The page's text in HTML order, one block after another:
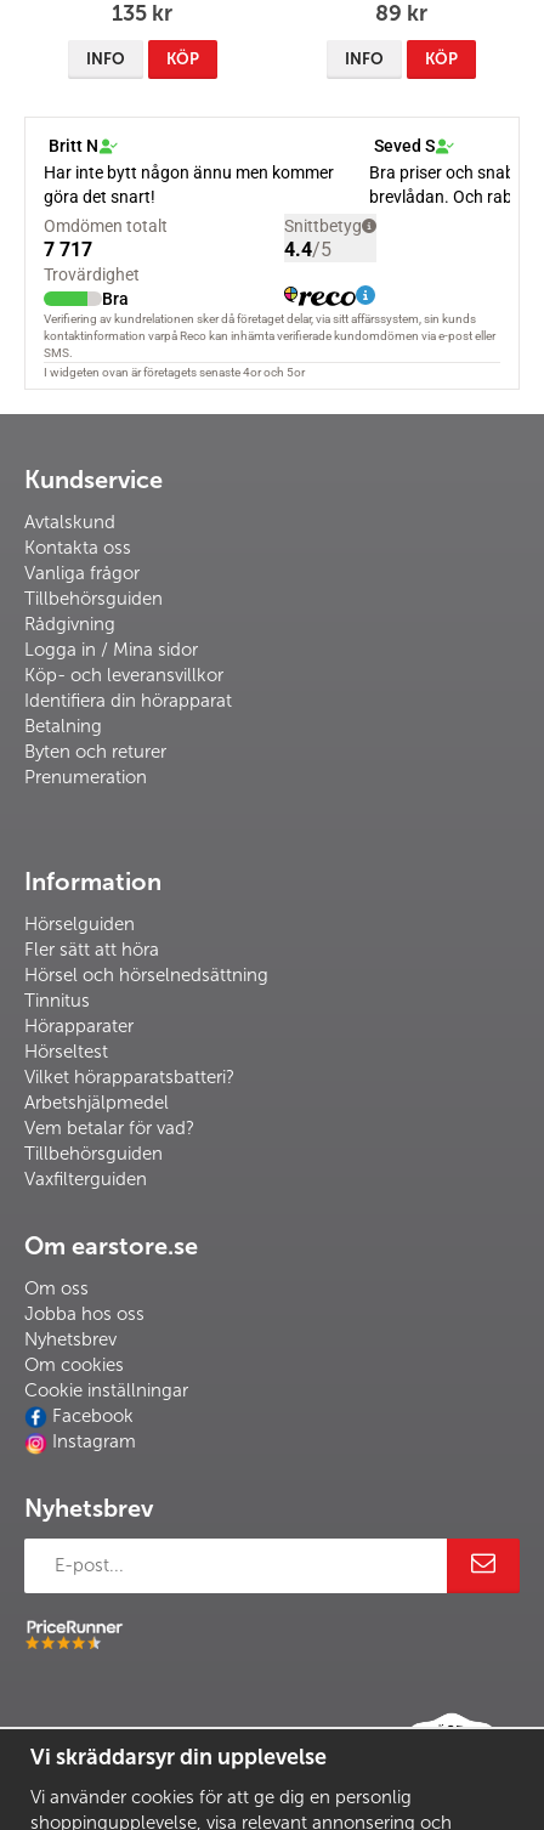
135 kr
INFO KÖP
89 kr
INFO KÖP
Kundservice
Avtalskund
Kontakta oss
Vanliga frågor
Tillbehörsguiden
Rådgivning
Logga in / Mina sidor
Köp- och leveransvillkor
Identifiera din hörapparat
Betalning
Byten och returer
Prenumeration
Information
Hörselguiden
Fler sätt att höra
Hörsel och hörselnedsättning
Tinnitus
Hörapparater
Hörseltest
Vilket hörapparatsbatteri?
Arbetshjälpmedel
Vem betalar för vad?
Tillbehörsguiden
Vaxfilterguiden
Om earstore.se
Om oss
Jobba hos oss
Nyhetsbrev
Om cookies
Cookie inställningar
Facebook
Instagram
Nyhetsbrev
Vi skräddarsyr din upplevelse
Vi använder cookies för att ge dig en personlig
shoppingupplevelse, visa relevant annonsering och